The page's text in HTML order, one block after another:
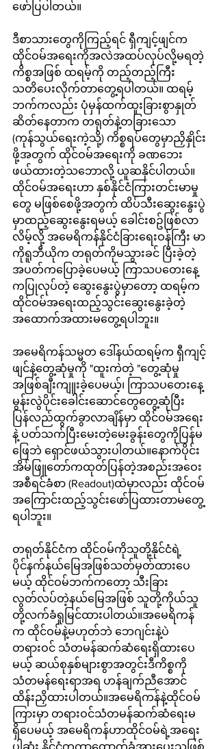
ဖော်ပြပါတယ်။
ဒီစာသားတွေကိုကြည့်ရင် ရှီကျင့်ဖျင်က
ထိုင်ဝမ်အရေးကိုအလဲအထပ်လုပ်လို့မရတဲ့
ကိစ္စအဖြစ် ထရမ့်ကို တည့်တည့်ကြီး
သတိပေးလိုက်တာတွေ့ရပါတယ်။ ထရမ့်
ဘက်ကလည်း ပုံမှန်ထက်ထူးခြားစွာနှုတ်
ဆိတ်နေတာက တရုတ်နဲ့တခြားသော
(ကုန်သွယ်ရေးကဲ့သို့) ကိစ္စရပ်တွေမှာညှိနှိုင်း
ဖို့အတွက် ထိုင်ဝမ်အရေးကို ခဏဘေး
ဖယ်ထားတဲ့သဘောလို့ ယူဆနိုင်ပါတယ်။
ထိုင်ဝမ်အရေးဟာ နှစ်နိုင်ငံကြားတင်းမာမှု
တွေ မဖြစ်စေဖို့အတွက် ထိပ်သီးဆွေးနွေးပွဲ
မှာထည့်ဆွေးနွေးရမယ့် ခေါင်းစဥ်ဖြစ်လာ
လိမ့်လို့ အမေရိကန်နိုင်ငံခြားရေးဝန်ကြီး မာ
ကိုရူဘီယိုက တရုတ်ကိုမသွားခင် ပြီးခဲ့တဲ့
အပတ်ကပြောခဲ့ပေမယ့် ကြာသပတေးနေ့
ကပြုလုပ်တဲ့ ဆွေးနွေးပွဲမှာတော့ ထရမ့်က
ထိုင်ဝမ်အရေးထည့်သွင်းဆွေးနွေးခဲ့တဲ့
အထောက်အထားမတွေ့ရပါဘူး။
အမေရိကန်သမ္မတ ဒေါ်နယ်ထရမ့်က ရှီကျင့်
ဖျင်နဲ့တွေ့ဆုံမှုကို "ထူးကဲတဲ့ "တွေ့ဆုံမှု
အဖြစ်ချီးကျူးခဲ့ပေမယ့်၊ ကြာသပတေးနေ့
မွန်းလွဲပိုင်းခေါင်းဆောင်တွေတွေ့ဆုံပြီး
ပြန်လည်ထွက်ခွာလာချိန်မှာ ထိုင်ဝမ်အရေး
နဲ့ ပတ်သက်ပြီးမေးတဲ့မေးခွန်းတွေကိုပြန်မ
ဖြေဘဲ ရှောင်ဖယ်သွားပါတယ်။နောက်ပိုင်း
အိမ်ဖြူတော်ကထုတ်ပြန်တဲ့အစည်းအဝေး
အစီရင်ခံစာ (Readout)ထဲမှာလည်း ထိုင်ဝမ်
အကြောင်းထည့်သွင်းဖော်ပြထားတာမတွေ့
ရပါဘူး။
တရုတ်နိုင်ငံက ထိုင်ဝမ်ကိုသူတို့နိုင်ငံရဲ့
ပိုင်နက်နယ်မြေအဖြစ်သတ်မှတ်ထားပေ
မယ့် ထိုင်ဝမ်ဘက်ကတော့ သီးခြား
လွတ်လပ်တဲ့နယ်မြေအဖြစ် သူတို့ကိုယ်သူ
တို့လက်ခံရှုမြင်ထားပါတယ်။အမေရိကန်
က ထိုင်ဝမ်နဲ့မဟုတ်ဘဲ ဘေဂျင်းနဲ့ပဲ
တရားဝင် သံတမန်ဆက်ဆံရေးရှိထားပေ
မယ့် ဆယ်စုနှစ်များစွာအတွင်းဒီကိစ္စကို
သံတမန်ရေးရာအရ ဟန်ချက်ညီအောင်
ထိန်းညှိထားပါတယ်။အမေရိကန်နဲ့ထိုင်ဝမ်
ကြားမှာ တရားဝင်သံတမန်ဆက်ဆံရေးမ
ရှိ‌‌ပေမယ့် အမေရိကန်ဟာထိုင်ဝမ်ရဲ့အရေး